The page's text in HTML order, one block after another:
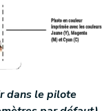
dans le pilote